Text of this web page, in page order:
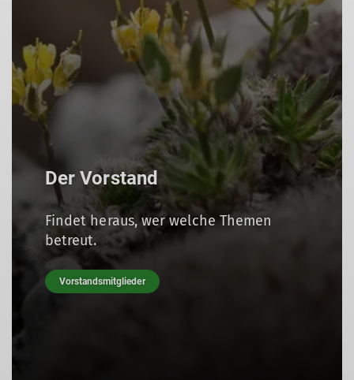
Der Vorstand
Findet heraus, wer welche Themen
betreut.
Vorstandsmitglieder